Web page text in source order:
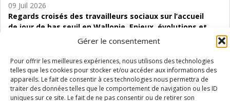
Gérer le consentement
Pour offrir les meilleures expériences, nous utilisons des technologies
telles que les cookies pour stocker et/ou accéder aux informations des
appareils. Le fait de consentir à ces technologies nous permettra de
traiter des données telles que le comportement de navigation ou les ID
uniques sur ce site. Le fait de ne pas consentir ou de retirer son
09 Juil 2026
Regards croisés des travailleurs sociaux sur l’accueil
de jour de bas seuil en Wallonie. Enjeux, évolutions et
06 Juil 2026
Étude d’évaluabilité des Structures
d’accompagnement à l’autocréation d’emploi (SAACE)